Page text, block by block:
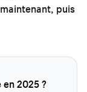
puis
2025 ?